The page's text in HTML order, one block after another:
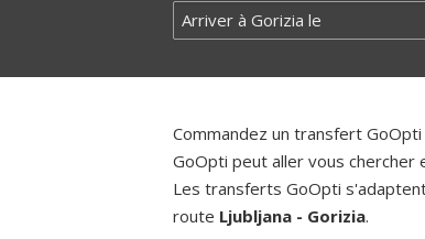
Commandez un transfert
GoOpti peut aller vous
Les transferts GoOpti
route Ljubljana - Gorizia.